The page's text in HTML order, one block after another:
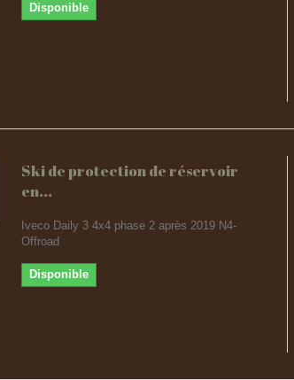
Disponible
Ski de protection de réservoir
en...
Iveco Daily 3 4x4 phase 2 après 2019 N4-
Offroad
Disponible